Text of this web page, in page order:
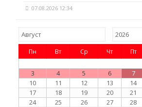
07.08.2026 12:34
Пн Вт Ср Чт Пт
3
4 5 6 7
10
11 12 13 14
17
18 19 20 21
24
25 26 27 28